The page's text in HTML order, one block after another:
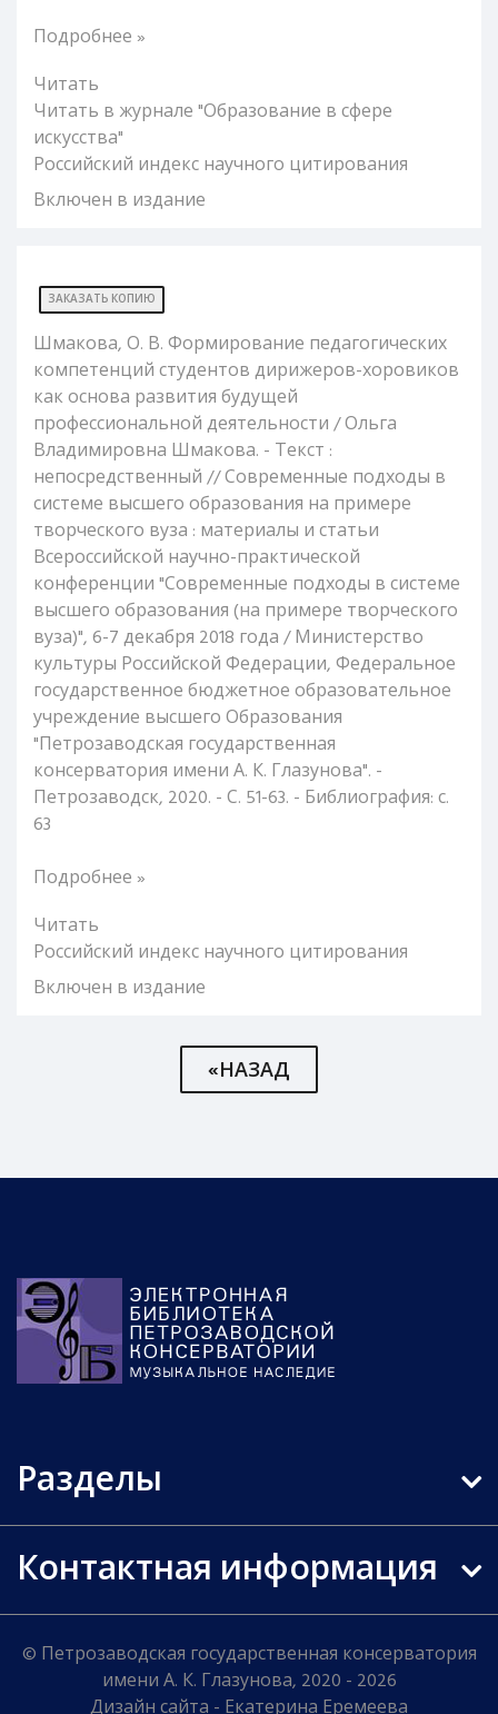
Подробнее »
Читать
Читать в журнале "Образование в сфере
искусства"
Российский индекс научного цитирования
Включен в издание
ЗАКАЗАТЬ КОПИЮ
Шмакова, О. В. Формирование педагогических
компетенций студентов дирижеров-хоровиков
как основа развития будущей
профессиональной деятельности / Ольга
Владимировна Шмакова. - Текст :
непосредственный // Современные подходы в
системе высшего образования на примере
творческого вуза : материалы и статьи
Всероссийской научно-практической
конференции "Современные подходы в системе
высшего образования (на примере творческого
вуза)", 6-7 декабря 2018 года / Министерство
культуры Российской Федерации, Федеральное
государственное бюджетное образовательное
учреждение высшего Образования
"Петрозаводская государственная
консерватория имени А. К. Глазунова". -
Петрозаводск, 2020. - С. 51-63. - Библиография: с.
63
Подробнее »
Читать
Российский индекс научного цитирования
Включен в издание
«НАЗАД
Разделы
Контактная информация
© Петрозаводская государственная консерватория
имени А. К. Глазунова, 2020 - 2026